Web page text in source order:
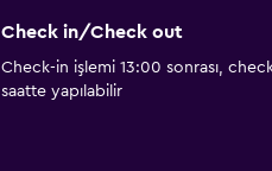
Dış alan
Check in/Check out
Check-in işlemi 13:00 sonrası,
saatte yapılabilir